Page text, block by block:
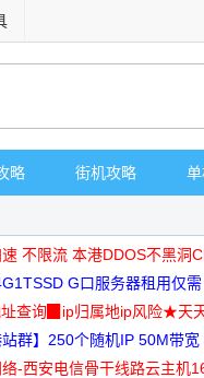
略 街机攻略
不限流 本港DDOS不黑洞
G口服务器租用仅需
可免费测试
址查询▉ip归属地ip风险★天
站群】250个随机IP 50M带
-西安电信骨干线路云主机